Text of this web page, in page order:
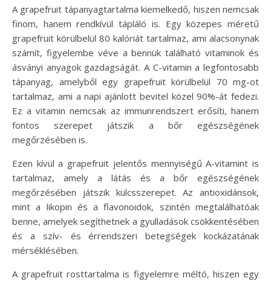
A grapefruit tápanyagtartalma kiemelkedő, hiszen nemcsak
finom, hanem rendkívül tápláló is. Egy közepes méretű
grapefruit körülbelül 80 kalóriát tartalmaz, ami alacsonynak
számít, figyelembe véve a bennük található vitaminok és
ásványi anyagok gazdagságát. A C-vitamin a legfontosabb
tápanyag, amelyből egy grapefruit körülbelül 70 mg-ot
tartalmaz, ami a napi ajánlott bevitel közel 90%-át fedezi.
Ez a vitamin nemcsak az immunrendszert erősíti, hanem
fontos szerepet játszik a bőr egészségének
megőrzésében is.
Ezen kívül a grapefruit jelentős mennyiségű A-vitamint is
tartalmaz, amely a látás és a bőr egészségének
megőrzésében játszik kulcsszerepet. Az antioxidánsok,
mint a likopin és a flavonoidok, szintén megtalálhatóak
benne, amelyek segíthetnek a gyulladások csökkentésében
és a szív- és érrendszeri betegségek kockázatának
mérséklésében.
A grapefruit rosttartalma is figyelemre méltó, hiszen egy